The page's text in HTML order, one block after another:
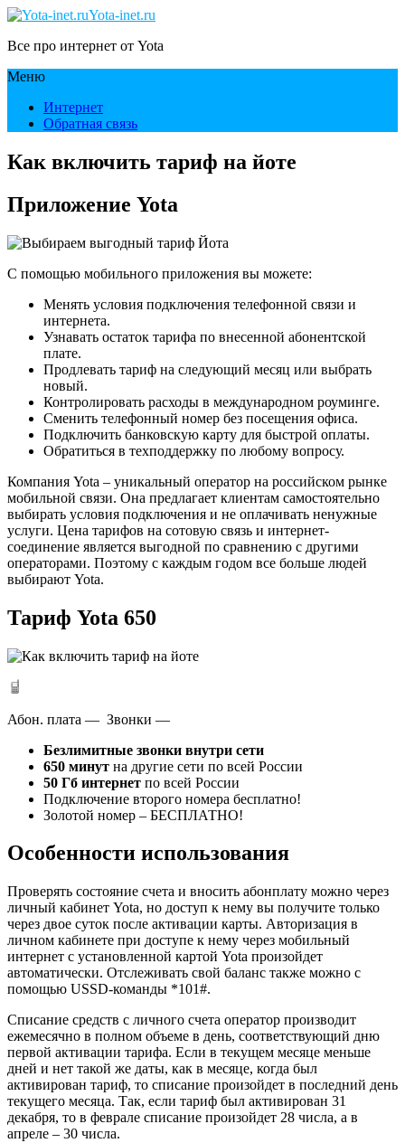
Yota-inet.ru
Все про интернет от Yota
Меню
Интернет
Обратная связь
Как включить тариф на йоте
Приложение Yota
С помощью мобильного приложения вы можете:
Менять условия подключения телефонной связи и
интернета.
Узнавать остаток тарифа по внесенной абонентской
плате.
Продлевать тариф на следующий месяц или выбрать
новый.
Контролировать расходы в международном роуминге.
Сменить телефонный номер без посещения офиса.
Подключить банковскую карту для быстрой оплаты.
Обратиться в техподдержку по любому вопросу.
Компания Yota – уникальный оператор на российском рынке
мобильной связи. Она предлагает клиентам самостоятельно
выбирать условия подключения и не оплачивать ненужные
услуги. Цена тарифов на сотовую связь и интернет-
соединение является выгодной по сравнению с другими
операторами. Поэтому с каждым годом все больше людей
выбирают Yota.
Тариф Yota 650
Абон. плата — Звонки —
Безлимитные звонки внутри сети
650 минут на другие сети по всей России
50 Гб интернет по всей России
Подключение второго номера бесплатно!
Золотой номер – БЕСПЛАТНО!
Особенности использования
Проверять состояние счета и вносить абонплату можно через
личный кабинет Yota, но доступ к нему вы получите только
через двое суток после активации карты. Авторизация в
личном кабинете при доступе к нему через мобильный
интернет с установленной картой Yota произойдет
автоматически. Отслеживать свой баланс также можно с
помощью USSD-команды *101#.
Списание средств с личного счета оператор производит
ежемесячно в полном объеме в день, соответствующий дню
первой активации тарифа. Если в текущем месяце меньше
дней и нет такой же даты, как в месяце, когда был
активирован тариф, то списание произойдет в последний день
текущего месяца. Так, если тариф был активирован 31
декабря, то в феврале списание произойдет 28 числа, а в
апреле – 30 числа.